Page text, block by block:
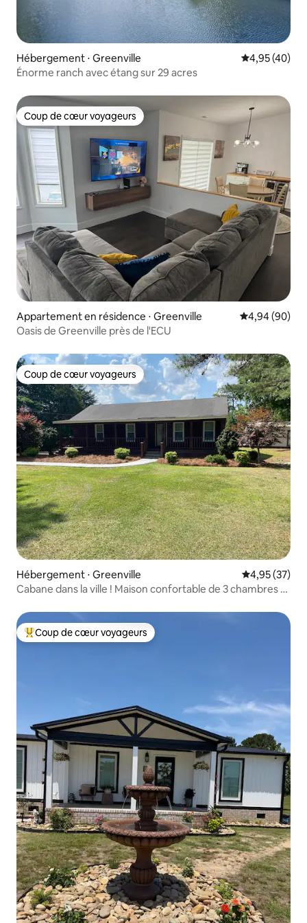
Hébergement ⋅ Greenville Évaluation
4,95 (40)
Énorme ranch avec étang sur 29 acres
Coup de cœur voyageurs
Coup de cœur voyageurs
Appartement en résidence ⋅ Greenville Évaluation
4,94 (90)
Oasis de Greenville près de l'ECU
Coup de cœur voyageurs
Coup de cœur voyageurs
Hébergement ⋅ Greenville Évaluation
4,95 (37)
Cabane dans la ville ! Maison confortable de 3 chambres et
Coups de cœur voyageurs les plus appréciés
Coup de cœur voyageurs